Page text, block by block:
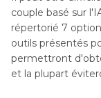
couple basé sur
répertorié 7
outils présentés
permettront
et la plupart